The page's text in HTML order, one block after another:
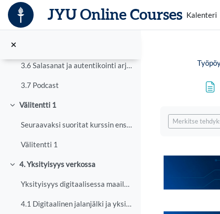
Siirry pääsisältöön
JYU Online Courses Kalenteri
3.6 Salasanat ja autentikointi arjessa
3.7 Podcast
Tiivistä
Välitentti 1
Seuraavaksi suoritat kurssin ensimmäisen välitenti...
Välitentti 1
Tiivistä
4. Yksityisyys verkossa
Yksityisyys digitaalisessa maailmassa Kuuntele kok...
4.1 Digitaalinen jalanjälki ja yksityisyys
Merkitse